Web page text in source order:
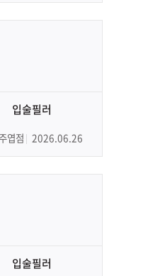
입술필러
엽점 2026.06.26
입술필러